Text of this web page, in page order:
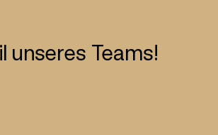
unseres Teams!